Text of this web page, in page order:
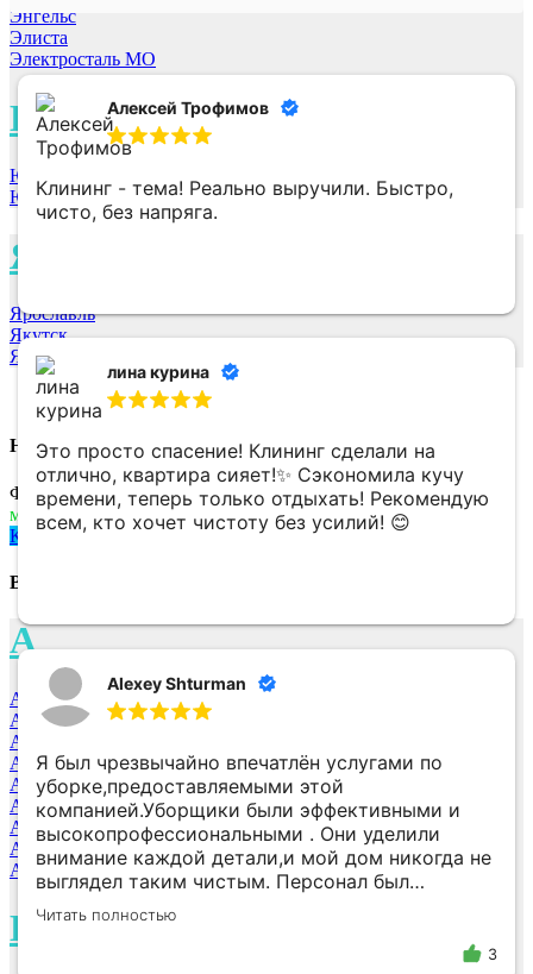
Энгельс
Элиста
Электросталь МО
Ю
Юрга
Южно-Сахалинск
Я
Ярославль
Якутск
Ярцево
Не нашли свой город ? позвоните нам+7 958 100-51-98
Федеральная клининговая компания VIP-КЛИНИНГ
мы онлайн, напишите нам:
Кемерово
Выберите город
А
Ангарск
Архангельск
Абакан
Астрахань
Ачинск
Анжеро-Судженск
Анапа
Альметьевск
Арзамас
Б
Алексей Трофимов
Клининг - тема! Реально выручили. Быстро,
чисто, без напряга.
лина курина
Это просто спасение! Клининг сделали на
отлично, квартира сияет!✨ Сэкономила кучу
времени, теперь только отдыхать! Рекомендую
всем, кто хочет чистоту без усилий! 😊
Alexey Shturman
Я был чрезвычайно впечатлён услугами по
уборке,предоставляемыми этой
компанией.Уборщики были эффективными и
высокопрофессиональными . Они уделили
внимание каждой детали,и мой дом никогда не
выглядел таким чистым. Персонал был
дружелюбным и вежливым. Я бы настоятельно
рекомендовал эту клининговую службу всем,
Читать полностью
3